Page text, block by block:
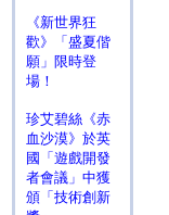
《新世界狂
歡》「盛夏偕
願」限時登
場！
珍艾碧絲《赤
血沙漠》於英
國「遊戲開發
者會議」中獲
頒「技術創新